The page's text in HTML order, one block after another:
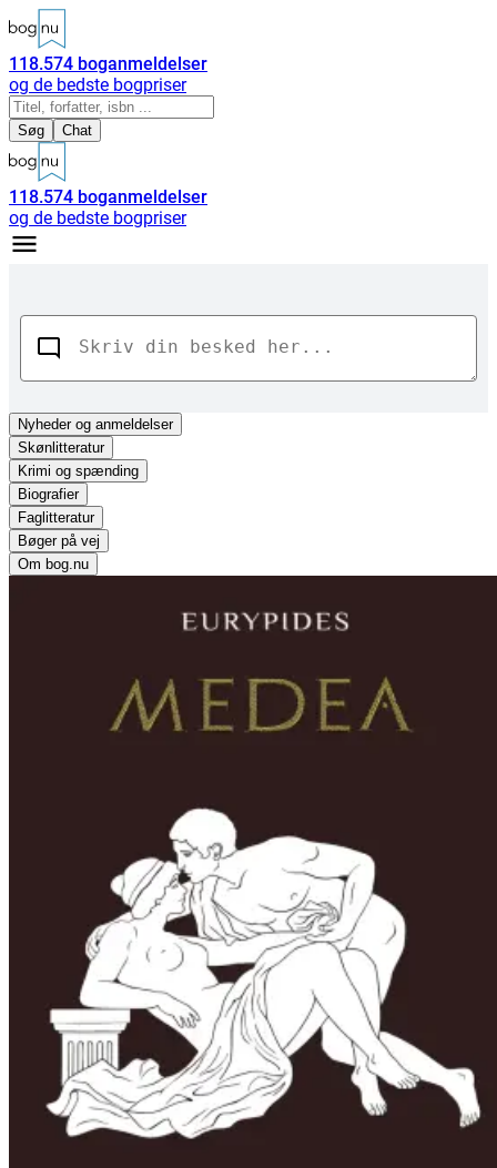
118.574 boganmeldelser
og de bedste bogpriser
Søg Chat
118.574 boganmeldelser
og de bedste bogpriser
Nyhederog anmeldelser
Skønlitteratur
Krimi og spænding
Biografier
Faglitteratur
Bøger på vej
Om bog.nu